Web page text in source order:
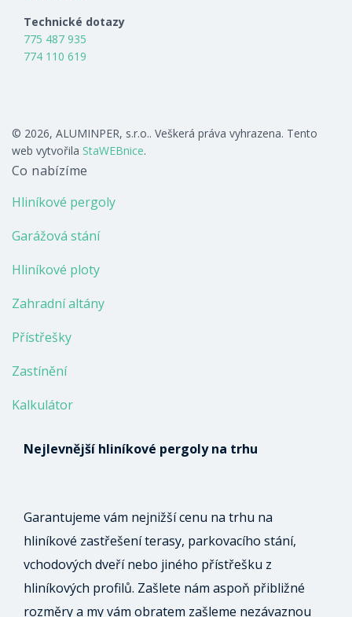
Technické dotazy
775 487 935
774 110 619
© 2026, ALUMINPER, s.r.o.. Veškerá práva vyhrazena. Tento
web vytvořila StaWEBnice.
Co nabízíme
Hliníkové pergoly
Garážová stání
Hliníkové ploty
Zahradní altány
Přístřešky
Zastínění
Kalkulátor
Nejlevnější hliníkové pergoly na trhu
Garantujeme vám nejnižší cenu na trhu na
hliníkové zastřešení terasy, parkovacího stání,
vchodových dveří nebo jiného přístřešku z
hliníkových profilů. Zašlete nám aspoň přibližné
rozměry a my vám obratem zašleme nezávaznou